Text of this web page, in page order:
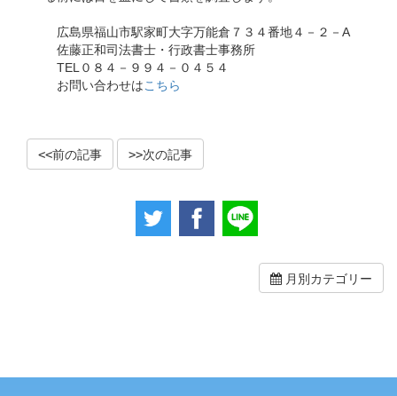
広島県福山市駅家町大字万能倉７３４番地４－２－A
佐藤正和司法書士・行政書士事務所
TEL０８４－９９４－０４５４
お問い合わせはこちら
前の記事 次の記事
月別カテゴリー